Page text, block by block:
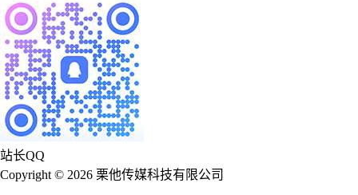
站长QQ
Copyright © 2026 栗他传媒科技有限公司